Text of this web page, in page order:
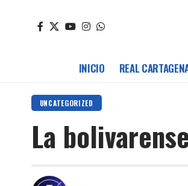
INICIO REAL
UNCATEGORIZED
La